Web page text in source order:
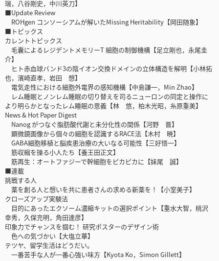
瑞，八谷剛史，中川英刀】
■Update Review
ROHgen コンソーシアムが解いたMissing Heritability【岡田随象】
■トピックス
カレントトピックス
毛囊によるレジデントメモリーT 細胞の制御機構【足立剛也，永尾圭
介】
ヒト赤血球バンド3の陰イオン交換ドメインの立体構造を解明【小林拓
也，濱崎直孝，岩田 想】
電気走性における細胞外電界の感知機構【中島謙一，Min Zhao】
レム睡眠とノンレム睡眠の切り替えを司るニューロンの同定と操作に
より明らかとなったレム睡眠の意義【林 悠，柏木光昭，糸原重美】
News & Hot Paper Digest
Nanog がつなぐ脂肪酸代謝と未分化性の関係【河野 晋】
顕微鏡画像から個々の細胞を認識するRACE法【木村 暁】
GABA細胞移植と脳疾患治療の大いなる可能性【三好悟一】
筋収縮を操る小人たち【養王田正文】
筋再生：オートファジーで幹細胞をピカピカに【妹尾 誠】
■連載
挑戦する人
薬を創る人と想いを共に患者さんの求める新薬を！【小室美子】
クローズアップ実験法
目的にあったエクソーム濃縮キットの選択ポイント【重水大智，桃沢
幸秀，久保充明，角田達彦】
印象力でチャンスを掴む！ 研究ポスターのデザイン術
色への気づかい【大塩立華】
テツヤ、留学生活はどうだい。
一番苦手な人が一番心強い味方【Kyota Ko，Simon Gillett】